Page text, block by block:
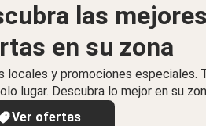
las mejores
en su zona
locales y promociones especiales.
lugar. Descubra lo mejor en su
Ver ofertas